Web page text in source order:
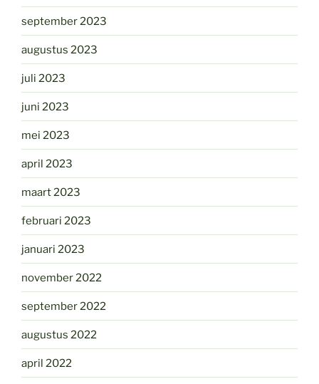
september 2023
augustus 2023
juli 2023
juni 2023
mei 2023
april 2023
maart 2023
februari 2023
januari 2023
november 2022
september 2022
augustus 2022
april 2022